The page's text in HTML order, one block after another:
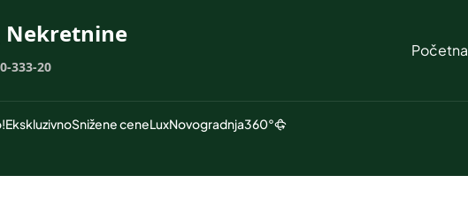
Nekretnine
333-20
Početna
EkskluzivnoSnižene ceneLuxNovogradnja360°